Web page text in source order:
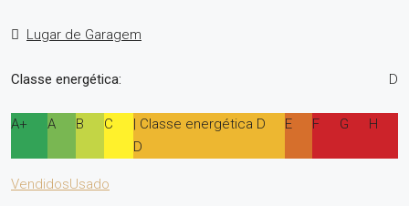
Lugar de Garagem
Classe energética: D
A+ A B C
| Classe energética D
D
E F G H
VendidosUsado